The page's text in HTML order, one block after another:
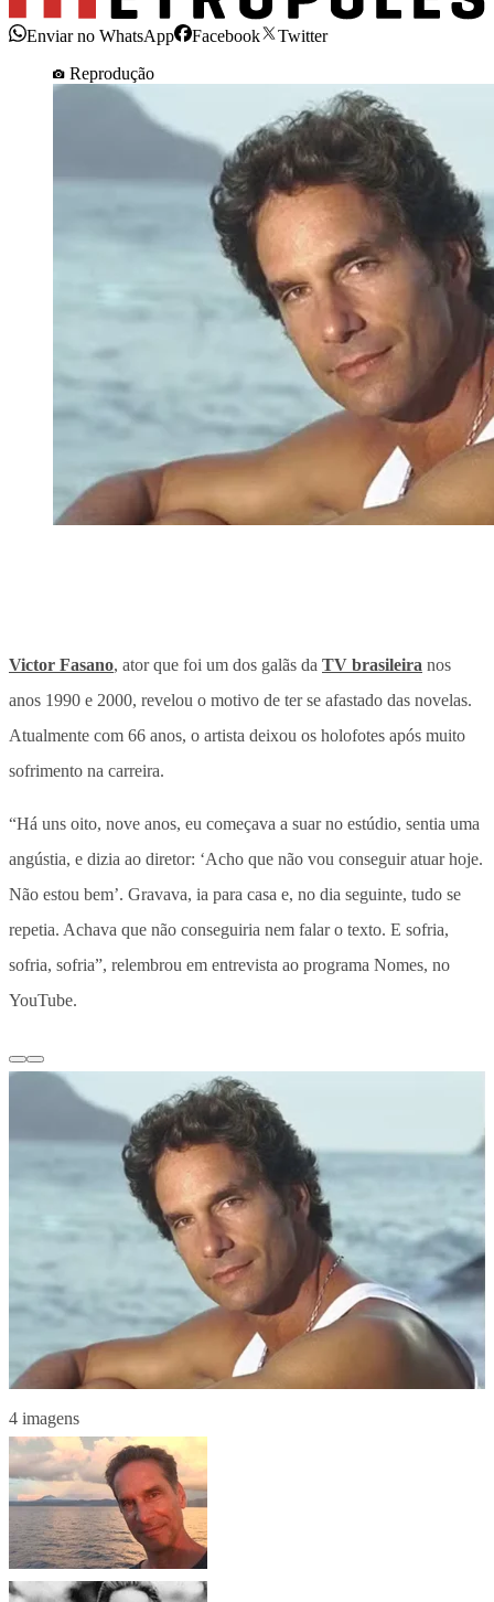
Enviar no WhatsApp Facebook
Twitter
Reprodução
Victor Fasano, ator que foi um dos galãs da TV brasileira nos
anos 1990 e 2000, revelou o motivo de ter se afastado das novelas.
Atualmente com 66 anos, o artista deixou os holofotes após muito
sofrimento na carreira.
“Há uns oito, nove anos, eu começava a suar no estúdio, sentia uma
angústia, e dizia ao diretor: ‘Acho que não vou conseguir atuar hoje.
Não estou bem’. Gravava, ia para casa e, no dia seguinte, tudo se
repetia. Achava que não conseguiria nem falar o texto. E sofria,
sofria, sofria”, relembrou em entrevista ao programa Nomes, no
YouTube.
4 imagens